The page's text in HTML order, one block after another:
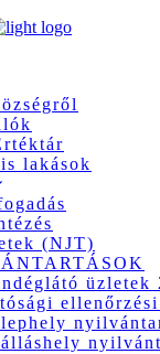
lakások
(NJT)
üzletek